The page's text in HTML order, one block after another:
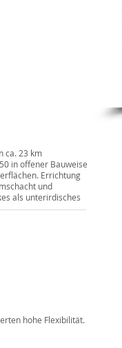
ca. 23 km
in offener Bauweise
Errichtung
und
als unterirdisches
hohe Flexibilität.